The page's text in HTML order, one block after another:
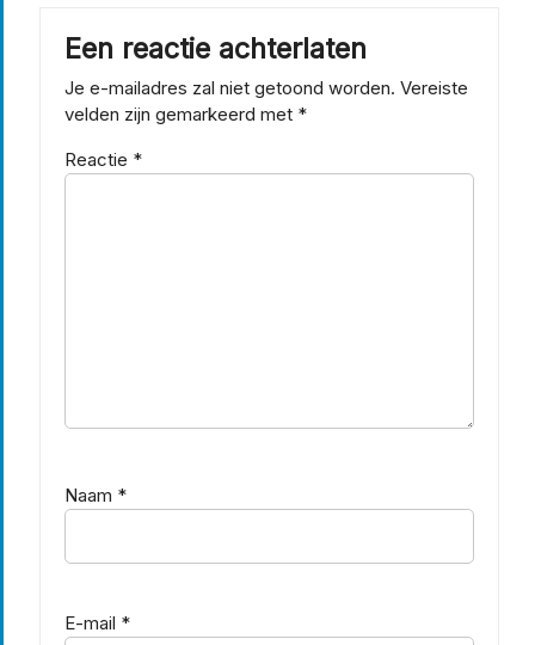
Een reactie achterlaten
Je e-mailadres zal niet getoond worden. Vereiste
velden zijn gemarkeerd met *
Reactie *
Naam *
E-mail *